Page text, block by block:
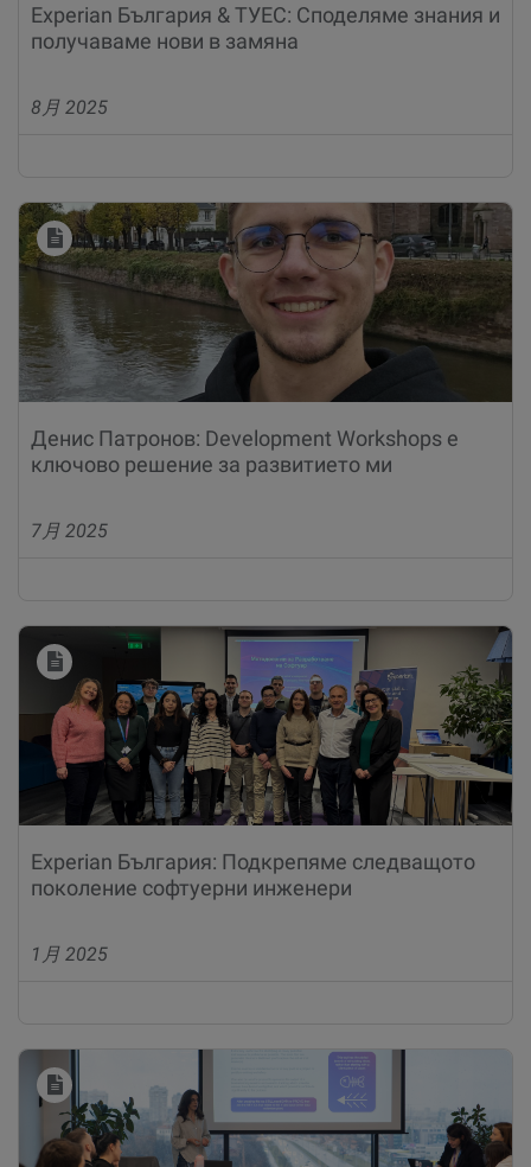
Experian България & ТУЕС: Споделяме знания и
получаваме нови в замяна
8月 2025
Денис Патронов: Development Workshops е
ключово решение за развитието ми
7月 2025
Experian България: Подкрепяме следващото
поколение софтуерни инженери
1月 2025